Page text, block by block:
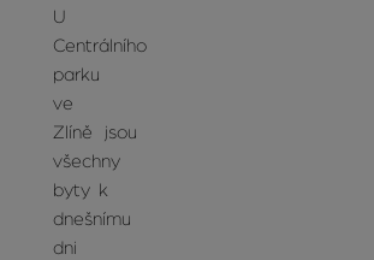
U
Centrálního
parku
ve
Zlíně jsou
všechny
byty k
dnešnímu
dni